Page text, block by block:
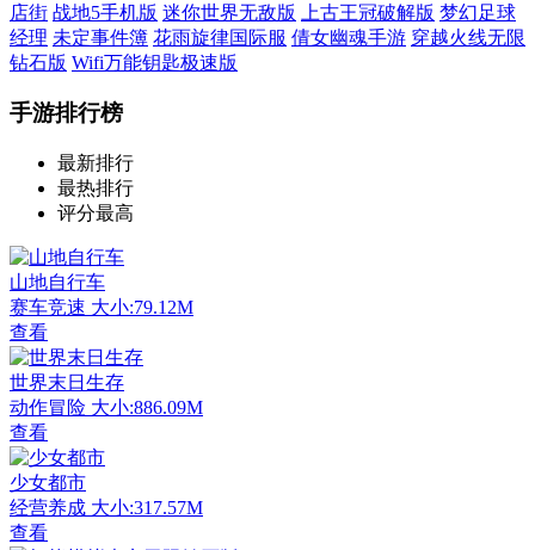
店街 战地5手机版 迷你世界无敌版 上古王冠破解版 梦幻足球
经理 未定事件簿 花雨旋律国际服 倩女幽魂手游 穿越火线无限
钻石版 Wifi万能钥匙极速版
手游排行榜
最新排行
最热排行
评分最高
山地自行车
赛车竞速 大小:79.12M
查看
世界末日生存
动作冒险 大小:886.09M
查看
少女都市
经营养成 大小:317.57M
查看